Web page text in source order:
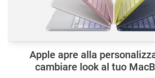
Apple apre alla
cambiare look al tuo